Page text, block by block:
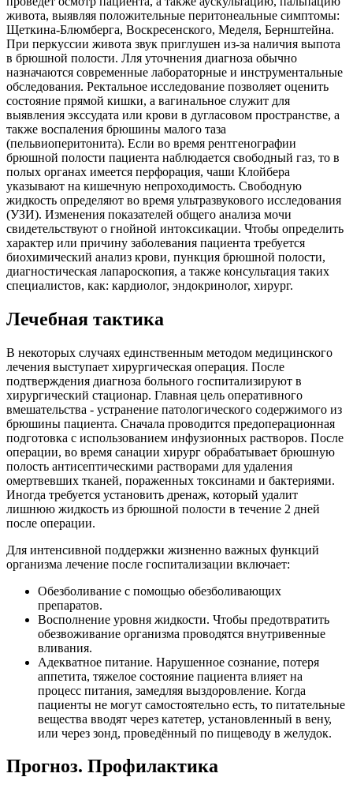
живота, выявляя положительные перитонеальные симптомы:
Щеткина-Блюмберга, Воскресенского, Меделя, Бернштейна.
При перкуссии живота звук приглушен из-за наличия выпота
в брюшной полости. Лля уточнения диагноза обычно
назначаются современные лабораторные и инструментальные
обследования. Ректальное исследование позволяет оценить
состояние прямой кишки, а вагинальное служит для
выявления экссудата или крови в дугласовом пространстве, а
также воспаления брюшины малого таза
(пельвиоперитонита). Если во время рентгенографии
брюшной полости пациента наблюдается свободный газ, то в
полых органах имеется перфорация, чаши Клойбера
указывают на кишечную непроходимость. Свободную
жидкость определяют во время ультразвукового исследования
(УЗИ). Изменения показателей общего анализа мочи
свидетельствуют о гнойной интоксикации. Чтобы определить
характер или причину заболевания пациента требуется
биохимический анализ крови, пункция брюшной полости,
диагностическая лапароскопия, а также консультация таких
специалистов, как: кардиолог, эндокринолог, хирург.
Лечебная тактика
В некоторых случаях единственным методом медицинского
лечения выступает хирургическая операция. После
подтверждения диагноза больного госпитализируют в
хирургический стационар. Главная цель оперативного
вмешательства - устранение патологического содержимого из
брюшины пациента. Сначала проводится предоперационная
подготовка с использованием инфузионных растворов. После
операции, во время санации хирург обрабатывает брюшную
полость антисептическими растворами для удаления
омертвевших тканей, пораженных токсинами и бактериями.
Иногда требуется установить дренаж, который удалит
лишнюю жидкость из брюшной полости в течение 2 дней
после операции.
Для интенсивной поддержки жизненно важных функций
организма лечение после госпитализации включает:
Обезболивание с помощью обезболивающих
препаратов.
Восполнение уровня жидкости. Чтобы предотвратить
обезвоживание организма проводятся внутривенные
вливания.
Адекватное питание. Нарушенное сознание, потеря
аппетита, тяжелое состояние пациента влияет на
процесс питания, замедляя выздоровление. Когда
пациенты не могут самостоятельно есть, то питательные
вещества вводят через катетер, установленный в вену,
или через зонд, проведённый по пищеводу в желудок.
Прогноз. Профилактика